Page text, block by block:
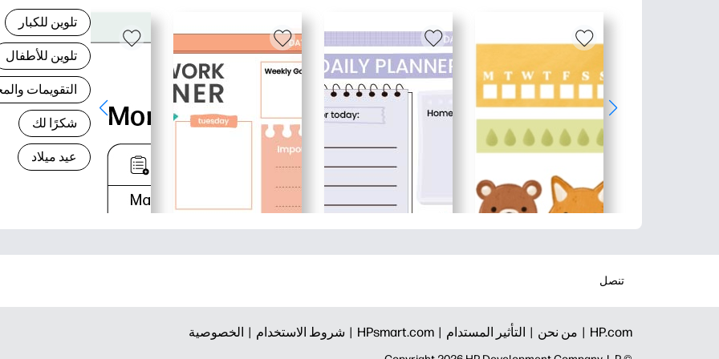
تلوين للكبار
تلوين للأطفال
التقويمات
شكرًا لك
عيد ميلاد
تنصل
HP.com | من نحن | التأثير المستدام | HPsmart.com | شروط الاستخدام | الخصوصية